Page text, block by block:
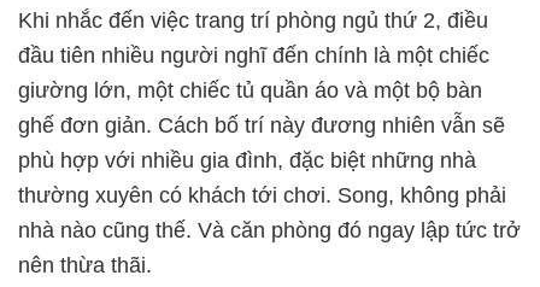
Khi nhắc đến việc trang trí phòng ngủ thứ 2, điều
đầu tiên nhiều người nghĩ đến chính là một chiếc
giường lớn, một chiếc tủ quần áo và một bộ bàn
ghế đơn giản. Cách bố trí này đương nhiên vẫn sẽ
phù hợp với nhiều gia đình, đặc biệt những nhà
thường xuyên có khách tới chơi. Song, không phải
nhà nào cũng thế. Và căn phòng đó ngay lập tức trở
nên thừa thãi.